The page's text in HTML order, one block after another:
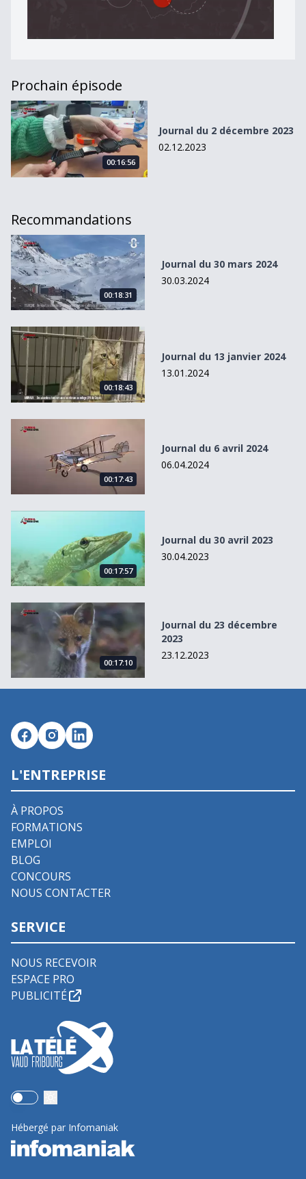
Prochain épisode
Journal du 2 décembre 2023
00:16:56
Journal du 2 décembre 2023
02.12.2023
Recommandations
Journal du 30 mars 2024
00:18:31
Journal du 30 mars 2024
30.03.2024
Journal du 13 janvier 2024
00:18:43
Journal du 13 janvier 2024
13.01.2024
Journal du 6 avril 2024
00:17:43
Journal du 6 avril 2024
06.04.2024
Journal du 30 avril 2023
00:17:57
Journal du 30 avril 2023
30.04.2023
Journal du 23 décembre 2023
00:17:10
Journal du 23 décembre
2023
23.12.2023
L'ENTREPRISE
À PROPOS
FORMATIONS
EMPLOI
BLOG
CONCOURS
NOUS CONTACTER
SERVICE
NOUS RECEVOIR
ESPACE PRO
PUBLICITÉ
Use setting
Hébergé par Infomaniak